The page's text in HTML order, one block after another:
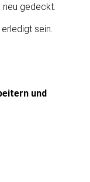
gedeckt.
sein.
und